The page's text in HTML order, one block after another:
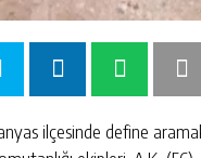
ilçesinde define